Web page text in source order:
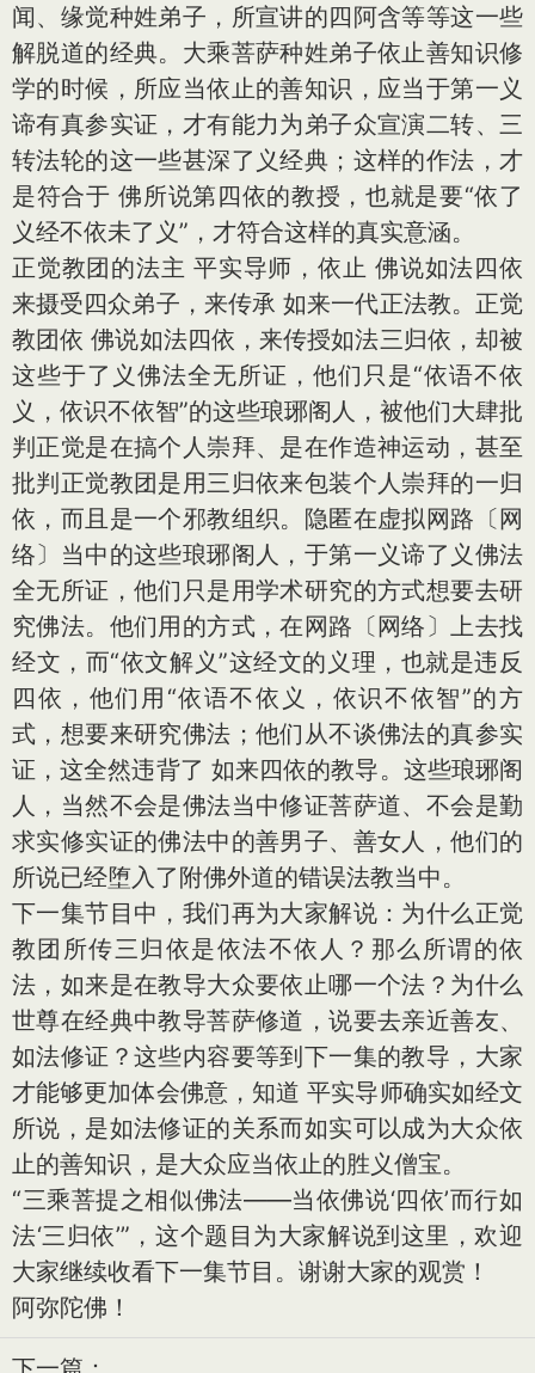
闻、缘觉种姓弟子，所宣讲的四阿含等等这一些
解脱道的经典。大乘菩萨种姓弟子依止善知识修
学的时候，所应当依止的善知识，应当于第一义
谛有真参实证，才有能力为弟子众宣演二转、三
转法轮的这一些甚深了义经典；这样的作法，才
是符合于 佛所说第四依的教授，也就是要“依了
义经不依未了义”，才符合这样的真实意涵。
正觉教团的法主 平实导师，依止 佛说如法四依
来摄受四众弟子，来传承 如来一代正法教。正觉
教团依 佛说如法四依，来传授如法三归依，却被
这些于了义佛法全无所证，他们只是“依语不依
义，依识不依智”的这些琅琊阁人，被他们大肆批
判正觉是在搞个人崇拜、是在作造神运动，甚至
批判正觉教团是用三归依来包装个人崇拜的一归
依，而且是一个邪教组织。隐匿在虚拟网路〔网
络〕当中的这些琅琊阁人，于第一义谛了义佛法
全无所证，他们只是用学术研究的方式想要去研
究佛法。他们用的方式，在网路〔网络〕上去找
经文，而“依文解义”这经文的义理，也就是违反
四依，他们用“依语不依义，依识不依智”的方
式，想要来研究佛法；他们从不谈佛法的真参实
证，这全然违背了 如来四依的教导。这些琅琊阁
人，当然不会是佛法当中修证菩萨道、不会是勤
求实修实证的佛法中的善男子、善女人，他们的
所说已经堕入了附佛外道的错误法教当中。
下一集节目中，我们再为大家解说：为什么正觉
教团所传三归依是依法不依人？那么所谓的依
法，如来是在教导大众要依止哪一个法？为什么
世尊在经典中教导菩萨修道，说要去亲近善友、
如法修证？这些内容要等到下一集的教导，大家
才能够更加体会佛意，知道 平实导师确实如经文
所说，是如法修证的关系而如实可以成为大众依
止的善知识，是大众应当依止的胜义僧宝。
“三乘菩提之相似佛法——当依佛说‘四依’而行如
法‘三归依’”，这个题目为大家解说到这里，欢迎
大家继续收看下一集节目。谢谢大家的观赏！
阿弥陀佛！